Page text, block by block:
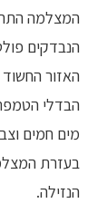
המצלמה
הנבדקים
האזור
הבדלי
מים חמים
בעזרת
הנזילה.